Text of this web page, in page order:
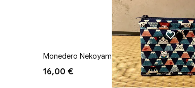
Monedero Nekoyama
16,00 €